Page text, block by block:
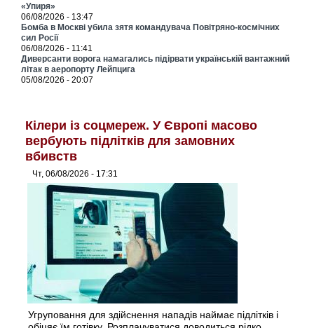
«Упиря»
06/08/2026 - 13:47
Бомба в Москві убила зятя командувача Повітряно-космічних
сил Росії
06/08/2026 - 11:41
Диверсанти ворога намагались підірвати українській вантажний
літак в аеропорту Лейпцига
05/08/2026 - 20:07
Кілери із соцмереж. У Європі масово
вербують підлітків для замовних
вбивств
Чт, 06/08/2026 - 17:31
Угруповання для здійснення нападів наймає підлітків і